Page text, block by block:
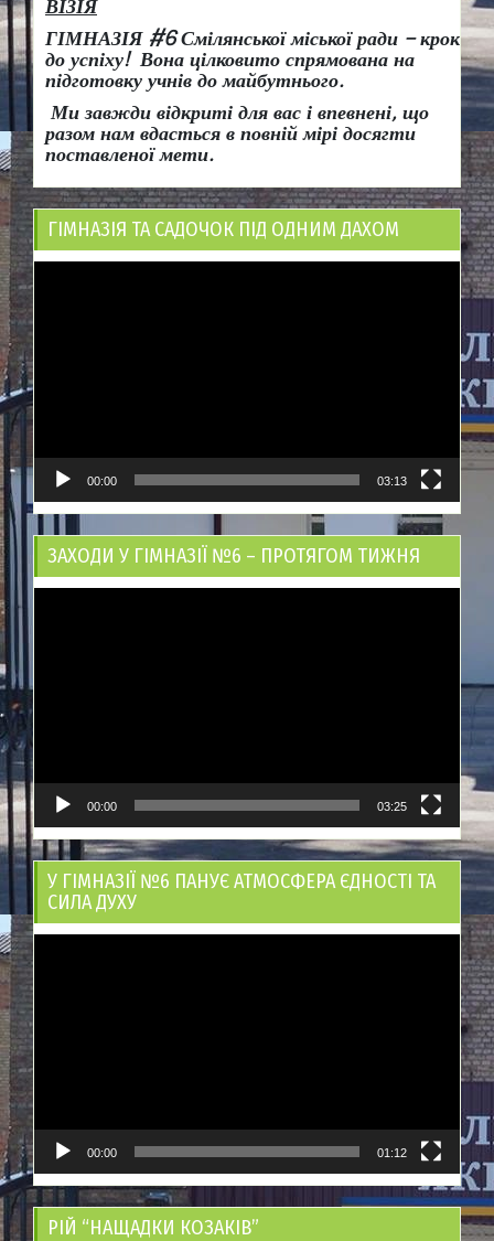
ВІЗІЯ
ГІМНАЗІЯ #6 Смілянської міської ради – крок
до успіху! Вона цілковито спрямована на
підготовку учнів до майбутнього.
Ми завжди відкриті для вас і впевнені, що
разом нам вдасться в повній мірі досягти
поставленої мети.
ГІМНАЗІЯ ТА САДОЧОК ПІД ОДНИМ ДАХОМ
00:00 03:13
ЗАХОДИ У ГІМНАЗІЇ №6 – ПРОТЯГОМ ТИЖНЯ
00:00 03:25
У ГІМНАЗІЇ №6 ПАНУЄ АТМОСФЕРА ЄДНОСТІ ТА
СИЛА ДУХУ
00:00 01:12
РІЙ “НАЩАДКИ КОЗАКІВ”